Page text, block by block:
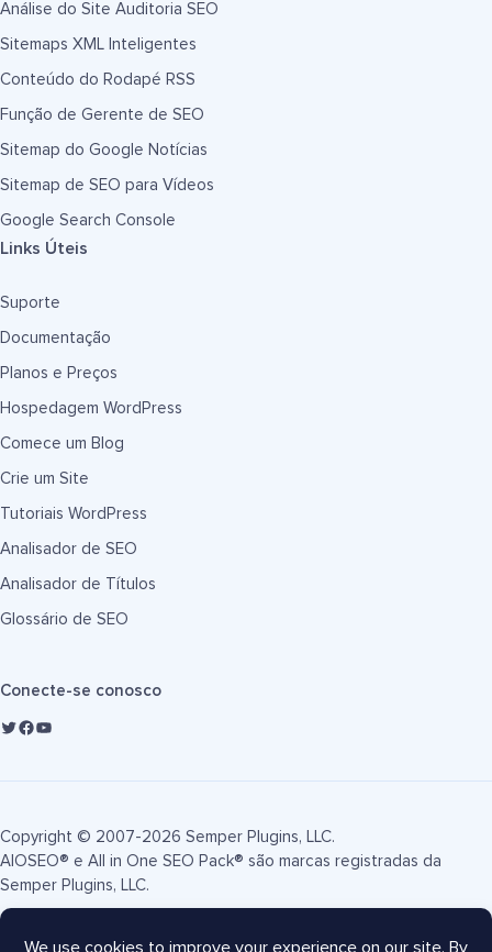
Análise do Site Auditoria SEO
Sitemaps XML Inteligentes
Conteúdo do Rodapé RSS
Função de Gerente de SEO
Sitemap do Google Notícias
Sitemap de SEO para Vídeos
Google Search Console
Links Úteis
Suporte
Documentação
Planos e Preços
Hospedagem WordPress
Comece um Blog
Crie um Site
Tutoriais WordPress
Analisador de SEO
Analisador de Títulos
Glossário de SEO
Conecte-se conosco
Copyright © 2007-2026 Semper Plugins, LLC.
AIOSEO® e All in One SEO Pack® são marcas registradas da
Semper Plugins, LLC.
Termos de Serviço Política de Privacidade Divulgação FTC